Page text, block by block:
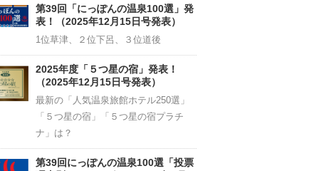
Channel
第39回「にっぽんの温泉100選」発
表！（2025年12月15日号発表）
1位草津、２位下呂、３位道後
2025年度「５つ星の宿」発表！
（2025年12月15日号発表）
最新の「人気温泉旅館ホテル250選」
「５つ星の宿」「５つ星の宿プラチ
ナ」は？
第39回にっぽんの温泉100選「投票